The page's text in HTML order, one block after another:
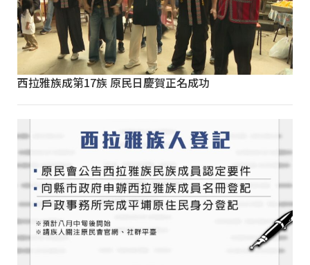
西拉雅族成第17族 原民日慶賀正名成功